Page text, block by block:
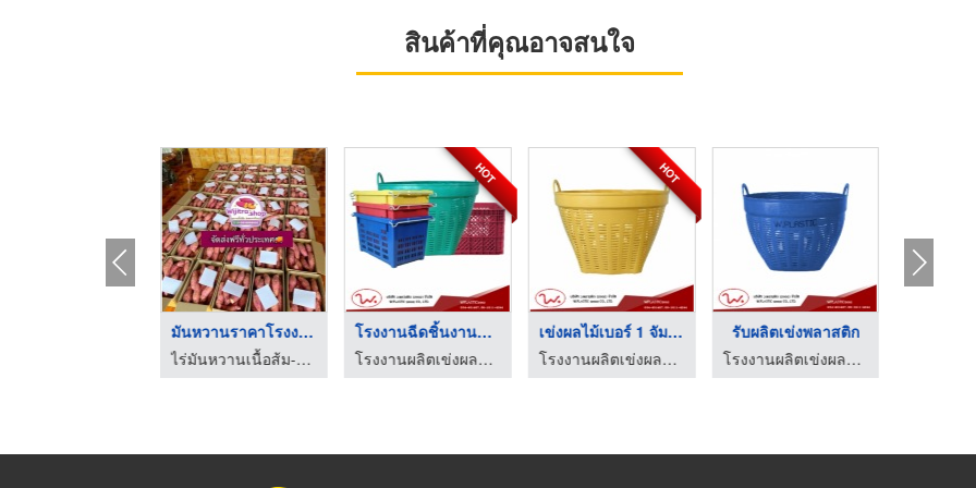
สินค้าที่คุณอาจสนใจ
มันหวานราคาโรงงาน
ไร่มันหวานเนื้อส้ม-โอกินาว่า ราคาถูกไร่วิจิตรา
HOT
โรงงานฉีดชิ้นงานพลาส ...
โรงงานผลิตเข่งผลไม้ ลังผลไม้พลาสติก - ว.พลาสติก (2002)
HOT
เข่งผลไม้เบอร์ 1 จัม ...
โรงงานผลิตเข่งผลไม้ ลังผลไม้พลาสติก - ว.พลาสติก (2002)
รับผลิตเข่งพลาสติก
โรงงานผลิตเข่งผลไม้ ลังผลไม้พลาสติก - ว.พลาสติก (2002)